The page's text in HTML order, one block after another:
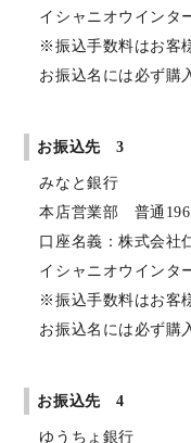
イシャニオウインタ
※振込手数料はお客
お振込名には必ず購
お振込先 3
みなと銀行
本店営業部 普通
口座名義：株式会社
イシャニオウインタ
※振込手数料はお客
お振込名には必ず購
お振込先 4
ゆうちょ銀行